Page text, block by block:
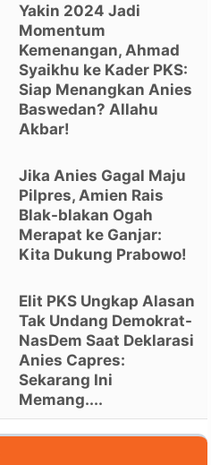
Yakin 2024 Jadi
Momentum
Kemenangan, Ahmad
Syaikhu ke Kader PKS:
Siap Menangkan Anies
Baswedan? Allahu
Akbar!
Jika Anies Gagal Maju
Pilpres, Amien Rais
Blak-blakan Ogah
Merapat ke Ganjar:
Kita Dukung Prabowo!
Elit PKS Ungkap Alasan
Tak Undang Demokrat-
NasDem Saat Deklarasi
Anies Capres:
Sekarang Ini
Memang....